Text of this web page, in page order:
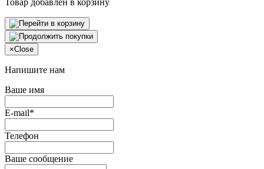
×Close
Напишите нам
Ваше имя
E-mail*
Телефон
Ваше сообщение